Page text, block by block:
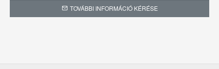
TOVÁBBI INFORMÁCIÓ KÉRÉSE